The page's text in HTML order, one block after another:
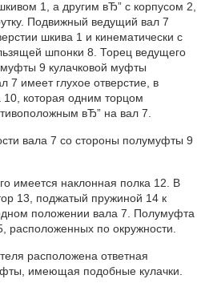
1, а другим вЂ” с корпусом 2,
Подвижный ведущий вал 7
шкива 1 и кинематически с
шпонки 8. Торец ведущего
9 кулачковой муфты
7 имеет глухое отверстие, в
которая одним торцом
вЂ” на вал 7.
вала 7 со стороны полумуфты 9
имеется наклонная полка 12. В
13, поджатый пружиной 14 к
положении вала 7. Полумуфта
расположенных по окружности.
расположена ответная
имеющая подобные кулачки.